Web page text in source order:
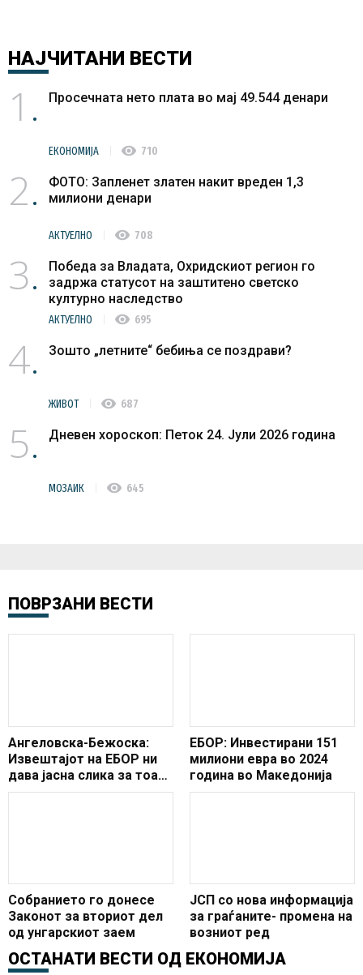
НАЈЧИТАНИ ВЕСТИ
1 Просечната нето плата во мај 49.544 денари
ЕКОНОМИЈА visibility 710
2
ФОТО: Запленет златен накит вреден 1,3
милиони денари
АКТУЕЛНО visibility 708
3
Победа за Владата, Охридскиот регион го
задржа статусот на заштитено светско
културно наследство
АКТУЕЛНО visibility 695
4 Зошто „летните“ бебиња се поздрави?
ЖИВОТ visibility 687
5 Дневен хороскоп: Петок 24. Јули 2026 година
МОЗАИК visibility 645
ПОВРЗАНИ ВЕСТИ
Ангеловска-Бежоска:
Извештајот на ЕБОР ни
дава јасна слика за тоа
каде се наоѓаме на
ЕБОР: Инвестирани 151
милиони евра во 2024
година во Македонија
Собранието го донесе
Законот за вториот дел
од унгарскиот заем
ЈСП со нова информација
за граѓаните- промена на
возниот ред
ОСТАНАТИ ВЕСТИ ОД ЕКОНОМИЈА